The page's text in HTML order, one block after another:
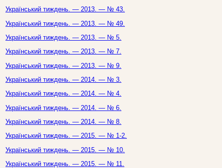
Український тиждень. — 2013. — № 43.
Український тиждень. — 2013. — № 49.
Український тиждень. — 2013. — № 5.
Український тиждень. — 2013. — № 7.
Український тиждень. — 2013. — № 9.
Український тиждень. — 2014. — № 3.
Український тиждень. — 2014. — № 4.
Український тиждень. — 2014. — № 6.
Український тиждень. — 2014. — № 8.
Український тиждень. — 2015. — № 1-2.
Український тиждень. — 2015. — № 10.
Український тиждень. — 2015. — № 11.